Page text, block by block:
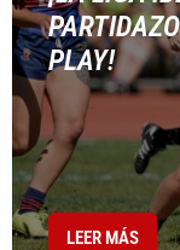
PLAY!
LEER MÁS